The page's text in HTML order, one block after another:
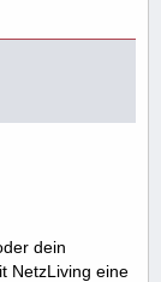
dein
NetzLiving eine